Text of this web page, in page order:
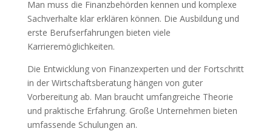
Man muss die Finanzbehörden kennen und komplexe
Sachverhalte klar erklären können. Die Ausbildung und
erste Berufserfahrungen bieten viele
Karrieremöglichkeiten.
Die Entwicklung von Finanzexperten und der Fortschritt
in der Wirtschaftsberatung hängen von guter
Vorbereitung ab. Man braucht umfangreiche Theorie
und praktische Erfahrung. Große Unternehmen bieten
umfassende Schulungen an.